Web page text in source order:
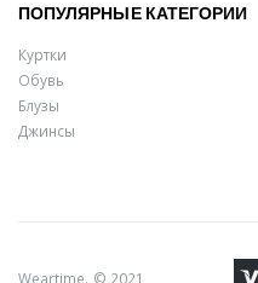
ПОПУЛЯРНЫЕ КАТЕГОРИИ
Куртки
Обувь
Блузы
Джинсы
Weartime. © 2021